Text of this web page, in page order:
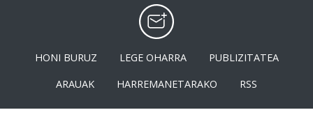
HONI BURUZ LEGE OHARRA
PUBLIZITATEA
ARAUAK
HARREMANETARAKO RSS